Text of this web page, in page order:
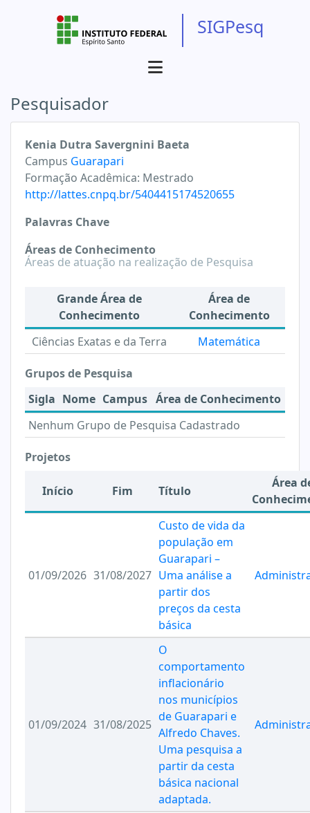
SIGPesq
Pesquisador
Kenia Dutra Savergnini Baeta
Campus Guarapari
Formação Acadêmica: Mestrado
http://lattes.cnpq.br/5404415174520655
Palavras Chave
Áreas de Conhecimento
Áreas de atuação na realização de Pesquisa
Grande Área de
Conhecimento
Área de
Conhecimento
Ciências Exatas e da Terra
Matemática
Grupos de Pesquisa
Sigla Nome Campus Área de Conhecimento
Nenhum Grupo de Pesquisa Cadastrado
Projetos
Início Fim Título
Área
01/09/2026 31/08/2027
Custo de vida da
população em
Guarapari –
Uma análise a
partir dos
preços da cesta
básica
01/09/2024 31/08/2025
O
comportamento
inflacionário
nos municípios
de Guarapari e
Alfredo Chaves.
Uma pesquisa a
partir da cesta
básica nacional
adaptada.